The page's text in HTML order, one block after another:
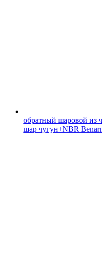
обратный шаровой из
шар чугун+NBR